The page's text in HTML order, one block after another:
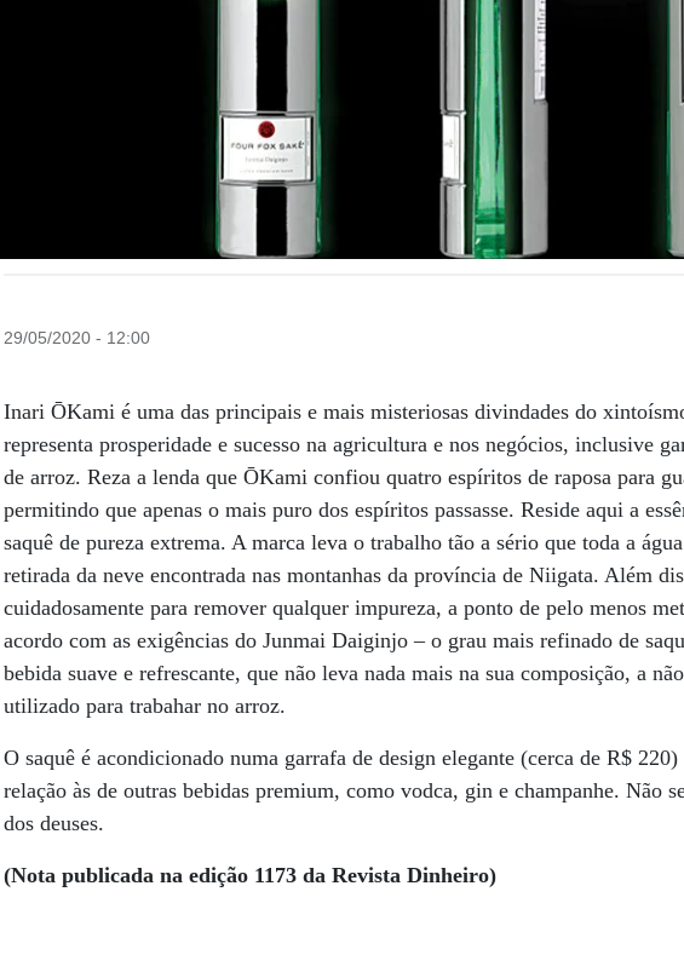
29/05/2020 - 12:00
Inari ŌKami é uma das principais e mais misteriosas divindades do
representa prosperidade e sucesso na agricultura e nos negócios, inclusive
de arroz. Reza a lenda que ŌKami confiou quatro espíritos de raposa para
permitindo que apenas o mais puro dos espíritos passasse. Reside aqui a
saquê de pureza extrema. A marca leva o trabalho tão a sério que toda a
retirada da neve encontrada nas montanhas da província de Niigata. Além
cuidadosamente para remover qualquer impureza, a ponto de pelo menos
acordo com as exigências do Junmai Daiginjo – o grau mais refinado de
bebida suave e refrescante, que não leva nada mais na sua composição, a
utilizado para trabahar no arroz.
O saquê é acondicionado numa garrafa de design elegante (cerca de R$
relação às de outras bebidas premium, como vodca, gin e champanhe. Não
dos deuses.
(Nota publicada na edição 1173 da Revista Dinheiro)